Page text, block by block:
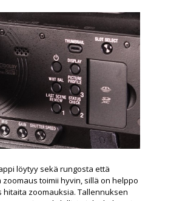
löytyy sekä rungosta että
toimii hyvin, sillä on helppo
hitaita zoomauksia. Tallennuksen